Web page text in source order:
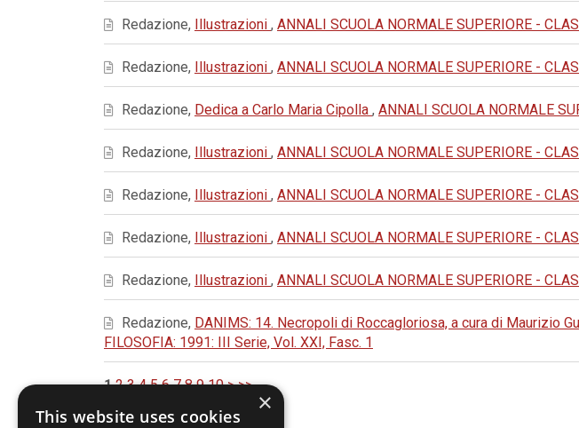
Redazione, Illustrazioni , ANNALI SCUOLA NORMALE SUPERIORE -
Redazione, Illustrazioni , ANNALI SCUOLA NORMALE SUPERIORE -
Redazione, Dedica a Carlo Maria Cipolla , ANNALI SCUOLA NORMALE
Redazione, Illustrazioni , ANNALI SCUOLA NORMALE SUPERIORE -
Redazione, Illustrazioni , ANNALI SCUOLA NORMALE SUPERIORE -
Redazione, Illustrazioni , ANNALI SCUOLA NORMALE SUPERIORE -
Redazione, Illustrazioni , ANNALI SCUOLA NORMALE SUPERIORE -
Redazione, DANIMS: 14. Necropoli di Roccagloriosa, a cura di Maurizio
FILOSOFIA: 1991: III Serie, Vol. XXI, Fasc. 1
1 2 3 4 5 6 7 8 9 10 > >>
×
This website uses cookies